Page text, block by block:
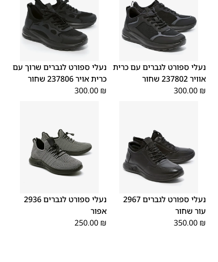
40
41
42
43
נעלי ספורט לגברים עם כרית
אוויר 237802 שחור
300.00 ₪
40
41
42
43
נעלי ספורט לגברים שרוך עם
כרית אויר 237806 שחור
300.00 ₪
40
41
42
43
נעלי ספורט לגברים 2967
עור שחור
350.00 ₪
נעלי ספורט לגברים 2936
אפור
250.00 ₪